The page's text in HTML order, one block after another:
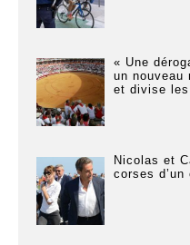
« Une
un nouveau
et divise
Nicolas et
corses